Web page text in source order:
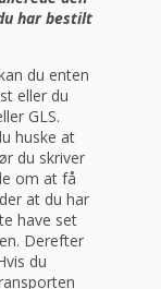
har bestilt
du enten
eller du
GLS.
huske at
du skriver
om at få
at du har
have set
Derefter
du